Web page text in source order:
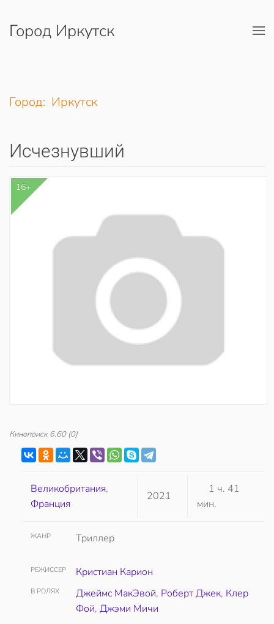
Перейти к содержимому
Город Иркутск
Город: Иркутск
Исчезнувший
16+
Кинопоиск 6.60(0)
Великобритания,
Франция
2021
1 ч. 41
мин.
ЖАНР Триллер
РЕЖИССЕР Кристиан Карион
В РОЛЯХ Джеймс МакЭвой, Роберт Джек, Клер
Фой, Джэми Мичи